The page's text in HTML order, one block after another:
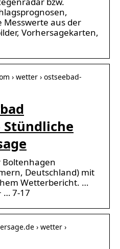
aus der
Vorhersagekarten,
› wetter › ostseebad-
Stündliche
Boltenhagen
Deutschland) mit
Wetterbericht. …
… 7-17
› wetter ›